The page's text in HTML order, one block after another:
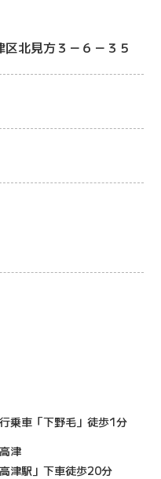
北見方３－６－３５
乗車「下野毛」徒歩1分
津
津駅」下車徒歩20分